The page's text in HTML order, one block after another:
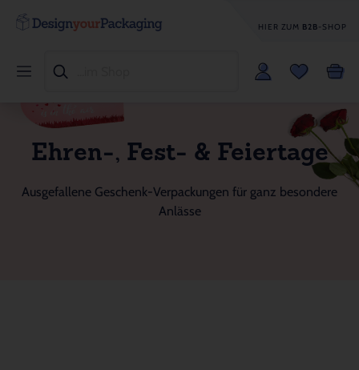
HIER ZUM B2B-SHOP
Ehren-, Fest- & Feiertage
Ausgefallene Geschenk-Verpackungen für ganz besondere
Anlässe